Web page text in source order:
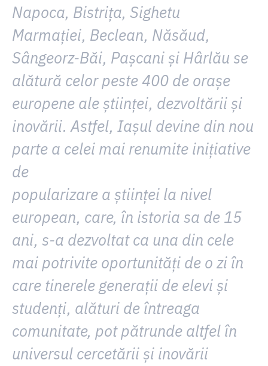
Napoca, Bistrița, Sighetu
Marmației, Beclean, Năsăud,
Sângeorz-Băi, Pașcani și Hârlău se
alătură celor peste 400 de orașe
europene ale științei, dezvoltării și
inovării. Astfel, Iașul devine din nou
parte a celei mai renumite inițiative
de
popularizare a științei la nivel
european, care, în istoria sa de 15
ani, s-a dezvoltat ca una din cele
mai potrivite oportunități de o zi în
care tinerele generații de elevi și
studenți, alături de întreaga
comunitate, pot pătrunde altfel în
universul cercetării și inovării